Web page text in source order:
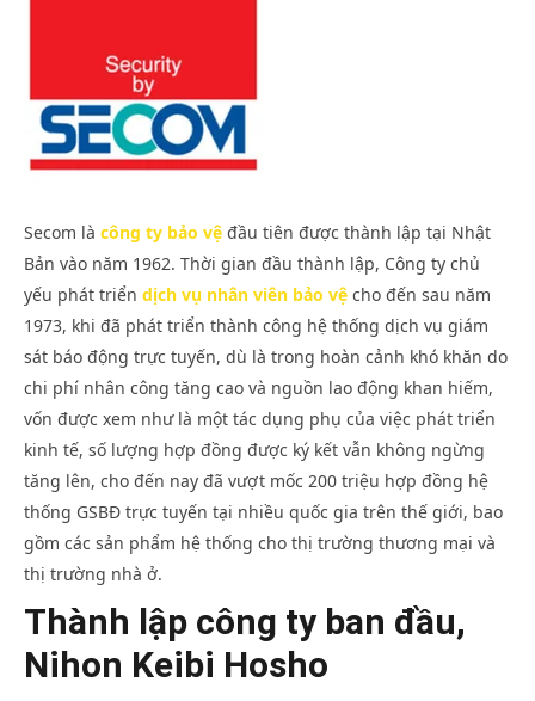
NOW VIEWING
Công ty bảo vệ secom
Tháng
11 30,
2021
An
Ninh
Nhất
Secom là công ty bảo vệ đầu tiên được thành lập tại Nhật
Bản vào năm 1962. Thời gian đầu thành lập, Công ty chủ
yếu phát triển dịch vụ nhân viên bảo vệ cho đến sau năm
1973, khi đã phát triển thành công hệ thống dịch vụ giám
sát báo động trực tuyến, dù là trong hoàn cảnh khó khăn do
chi phí nhân công tăng cao và nguồn lao động khan hiếm,
vốn được xem như là một tác dụng phụ của việc phát triển
kinh tế, số lượng hợp đồng được ký kết vẫn không ngừng
tăng lên, cho đến nay đã vượt mốc 200 triệu hợp đồng hệ
thống GSBĐ trực tuyến tại nhiều quốc gia trên thế giới, bao
gồm các sản phẩm hệ thống cho thị trường thương mại và
thị trường nhà ở.
Thành lập công ty ban đầu,
Nihon Keibi Hosho